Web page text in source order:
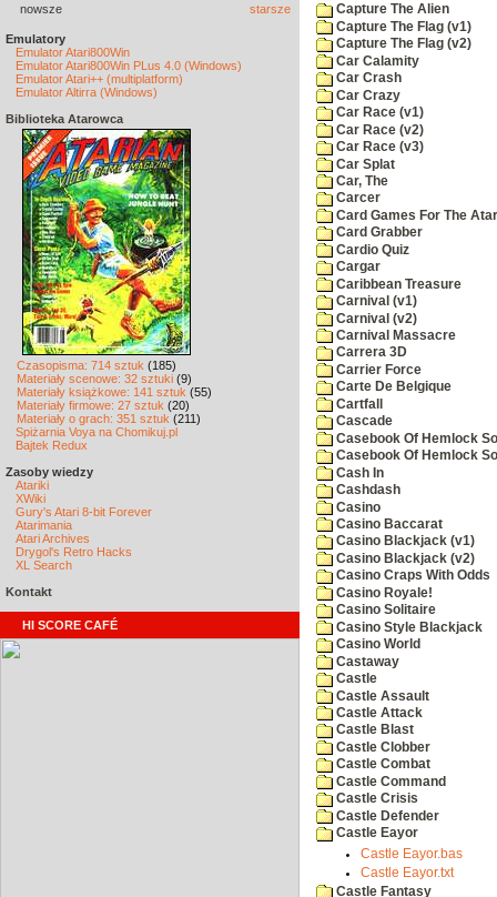
nowsze starsze
Emulatory
Emulator Atari800Win
Emulator Atari800Win PLus 4.0 (Windows)
Emulator Atari++ (multiplatform)
Emulator Altirra (Windows)
Biblioteka Atarowca
Czasopisma: 714 sztuk (185)
Materiały scenowe: 32 sztuki (9)
Materiały książkowe: 141 sztuk (55)
Materiały firmowe: 27 sztuk (20)
Materiały o grach: 351 sztuk (211)
Spiżarnia Voya na Chomikuj.pl
Bajtek Redux
Zasoby wiedzy
Atariki
XWiki
Gury's Atari 8-bit Forever
Atarimania
Atari Archives
Drygol's Retro Hacks
XL Search
Kontakt
HI SCORE CAFÉ
Capture The Alien
Capture The Flag (v1)
Capture The Flag (v2)
Car Calamity
Car Crash
Car Crazy
Car Race (v1)
Car Race (v2)
Car Race (v3)
Car Splat
Car, The
Carcer
Card Games For The
Card Grabber
Cardio Quiz
Cargar
Caribbean Treasure
Carnival (v1)
Carnival (v2)
Carnival Massacre
Carrera 3D
Carrier Force
Carte De Belgique
Cartfall
Cascade
Casebook Of Hemlock
Casebook Of Hemlock
Cash In
Cashdash
Casino
Casino Baccarat
Casino Blackjack (v1)
Casino Blackjack (v2)
Casino Craps With Odds
Casino Royale!
Casino Solitaire
Casino Style Blackjack
Casino World
Castaway
Castle
Castle Assault
Castle Attack
Castle Blast
Castle Clobber
Castle Combat
Castle Command
Castle Crisis
Castle Defender
Castle Eayor
Castle Eayor.bas
Castle Eayor.txt
Castle Fantasy